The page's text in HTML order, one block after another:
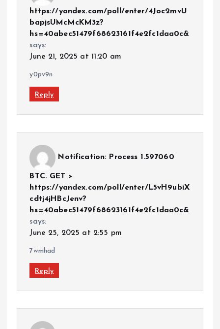
https://yandex.com/poll/enter/4Joc2mvU
bapjsUMcMcKM3z?
hs=40abec51479f68623161f4e2fc1daa0c&
says:
June 21, 2025 at 11:20 am
y0pv9n
Reply
Notification: Process 1.597060
BTC. GET >
https://yandex.com/poll/enter/L5vH9ubiX
cdtj4jHBcJenv?
hs=40abec51479f68623161f4e2fc1daa0c&
says:
June 25, 2025 at 2:55 pm
7wmhad
Reply